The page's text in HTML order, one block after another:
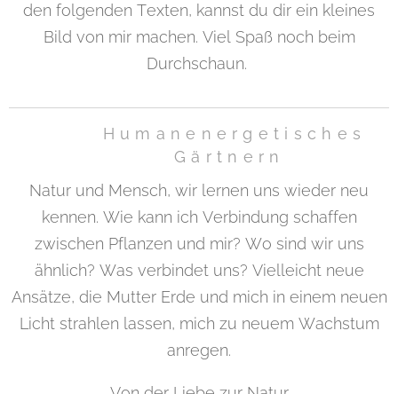
den folgenden Texten, kannst du dir ein kleines
Bild von mir machen. Viel Spaß noch beim
Durchschaun.
Humanenergetisches
Gärtnern
Natur und Mensch, wir lernen uns wieder neu
kennen. Wie kann ich Verbindung schaffen
zwischen Pflanzen und mir? Wo sind wir uns
ähnlich? Was verbindet uns? Vielleicht neue
Ansätze, die Mutter Erde und mich in einem neuen
Licht strahlen lassen, mich zu neuem Wachstum
anregen.